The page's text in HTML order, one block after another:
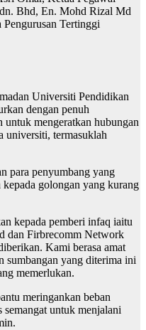
Bhd, En. Mohd Rizal Md
Pengurusan Tertinggi
Universiti Pendidikan
dengan penuh
untuk mengeratkan hubungan
universiti, termasuklah
para penyumbang yang
golongan yang kurang
kepada pemberi infaq iaitu
dan Firbrecomm Network
Kami berasa amat
sumbangan yang diterima ini
memerlukan.
meringankan beban
untuk menjalani